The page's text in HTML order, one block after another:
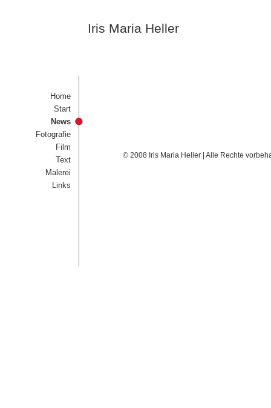
Iris Maria Heller
Home
Start
News
Fotografie
Film
Text
Malerei
Links
© 2008 Iris Maria Heller | Alle Rechte